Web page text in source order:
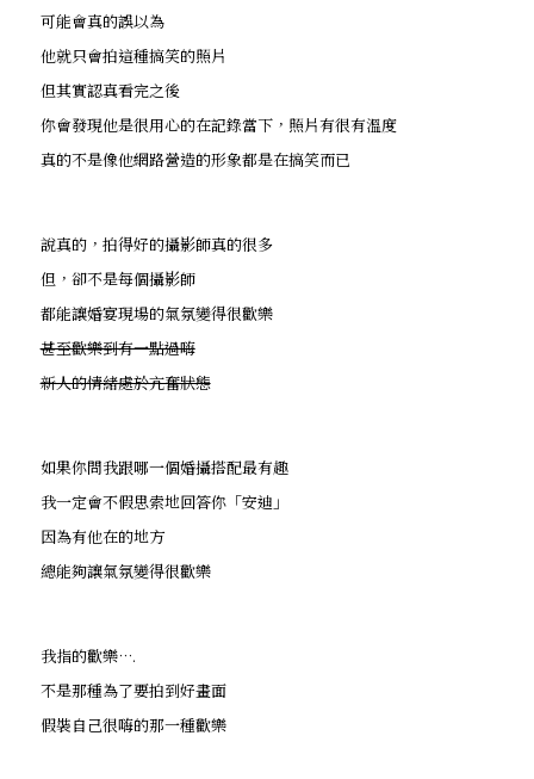
可能會真的誤以為
他就只會拍這種搞笑的照片
但其實認真看完之後
你會發現他是很用心的在記錄當下，照片有很有溫度
真的不是像他網路營造的形象都是在搞笑而已
說真的，拍得好的攝影師真的很多
但，卻不是每個攝影師
都能讓婚宴現場的氣氛變得很歡樂
甚至歡樂到有一點過嗨
新人的情緒處於亢奮狀態
如果你問我跟哪一個婚攝搭配最有趣
我一定會不假思索地回答你「安迪」
因為有他在的地方
總能夠讓氣氛變得很歡樂
我指的歡樂….
不是那種為了要拍到好畫面
假裝自己很嗨的那一種歡樂